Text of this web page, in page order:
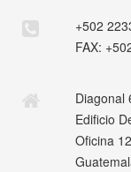
+502
FAX:
Diagonal
Edificio
Oficina